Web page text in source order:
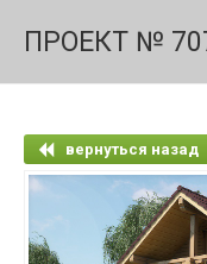
ПРОЕКТ №
вернуться назад